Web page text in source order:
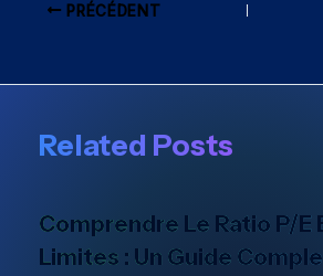
PRÉCÉDENT
Related Posts
Comprendre Le Ratio P/E
Limites : Un Guide